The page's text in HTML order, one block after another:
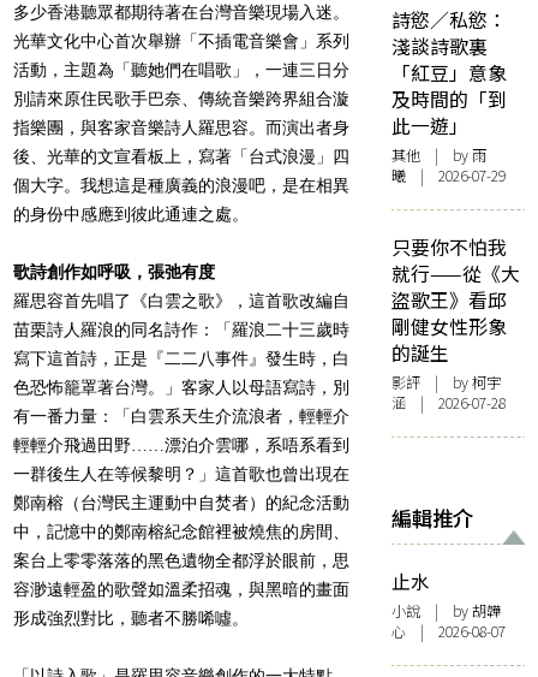
多少香港聽眾都期待著在台灣音樂現場入迷。
光華文化中心首次舉辦「不插電音樂會」系列
活動，主題為「聽她們在唱歌」，一連三日分
別請來原住民歌手巴奈、傳統音樂跨界組合漩
指樂團，與客家音樂詩人羅思容。而演出者身
後、光華的文宣看板上，寫著「台式浪漫」四
個大字。我想這是種廣義的浪漫吧，是在相異
的身份中感應到彼此通連之處。
歌詩創作如呼吸，張弛有度
羅思容首先唱了《白雲之歌》，這首歌改編自
苗栗詩人羅浪的同名詩作：「羅浪二十三歲時
寫下這首詩，正是『二二八事件』發生時，白
色恐怖籠罩著台灣。」客家人以母語寫詩，別
有一番力量：「白雲系天生介流浪者，輕輕介
輕輕介飛過田野……漂泊介雲哪，系唔系看到
一群後生人在等候黎明？」這首歌也曾出現在
鄭南榕（台灣民主運動中自焚者）的紀念活動
中，記憶中的鄭南榕紀念館裡被燒焦的房間、
案台上零零落落的黑色遺物全都浮於眼前，思
容渺遠輕盈的歌聲如溫柔招魂，與黑暗的畫面
形成強烈對比，聽者不勝唏噓。
詩慾／私慾：
淺談詩歌裏
「紅豆」意象
及時間的「到
此一遊」
其他 | by 雨
曦 | 2026-07-29
只要你不怕我
就行——從《大
盜歌王》看邱
剛健女性形象
的誕生
影評 | by 柯宇
涵 | 2026-07-28
編輯推介
止水
小說 | by 胡韡
心 | 2026-08-07